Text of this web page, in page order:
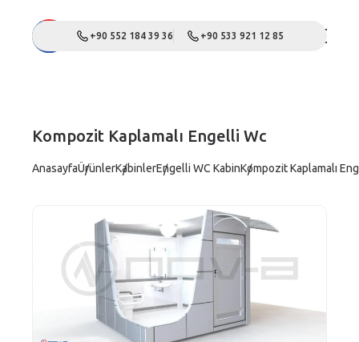
+90 552 184 39 36 +90 533 921 12 85
Kompozit Kaplamalı Engelli Wc
AnasayfaÜrünlerKabinlerEngelli WC KabinKompozit Kaplamalı